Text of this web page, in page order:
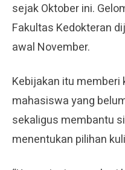
sejak Oktober ini.
Fakultas Kedokteran
awal November.
Kebijakan itu
mahasiswa yang
sekaligus membantu
menentukan pilihan